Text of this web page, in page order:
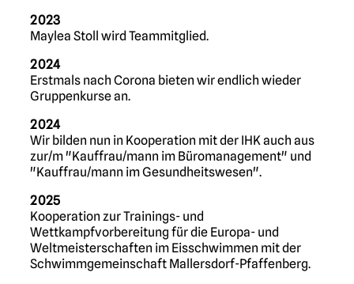
2023
Maylea Stoll wird Teammitglied.
2024
Erstmals nach Corona bieten wir endlich wieder
Gruppenkurse an.
2024
Wir bilden nun in Kooperation mit der IHK auch aus
zur/m "Kauffrau/mann im Büromanagement" und
"Kauffrau/mann im Gesundheitswesen".
2025
Kooperation zur Trainings- und
Wettkampfvorbereitung für die Europa- und
Weltmeisterschaften im Eisschwimmen mit der
Schwimmgemeinschaft Mallersdorf-Pfaffenberg.